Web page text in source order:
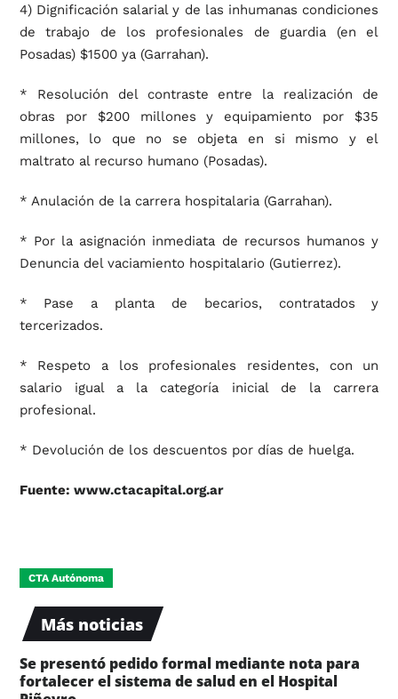
4) Dignificación salarial y de las inhumanas condiciones
de trabajo de los profesionales de guardia (en el
Posadas) $1500 ya (Garrahan).
* Resolución del contraste entre la realización de
obras por $200 millones y equipamiento por $35
millones, lo que no se objeta en si mismo y el
maltrato al recurso humano (Posadas).
* Anulación de la carrera hospitalaria (Garrahan).
* Por la asignación inmediata de recursos humanos y
Denuncia del vaciamiento hospitalario (Gutierrez).
* Pase a planta de becarios, contratados y
tercerizados.
* Respeto a los profesionales residentes, con un
salario igual a la categoría inicial de la carrera
profesional.
* Devolución de los descuentos por días de huelga.
Fuente: www.ctacapital.org.ar
CTA Autónoma
Más noticias
Se presentó pedido formal mediante nota para
fortalecer el sistema de salud en el Hospital